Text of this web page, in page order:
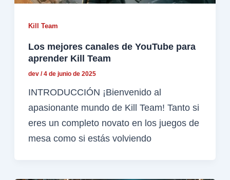
Kill Team
Los mejores canales de YouTube para
aprender Kill Team
dev/4 de junio de 2025
INTRODUCCIÓN ¡Bienvenido al
apasionante mundo de Kill Team! Tanto si
eres un completo novato en los juegos de
mesa como si estás volviendo